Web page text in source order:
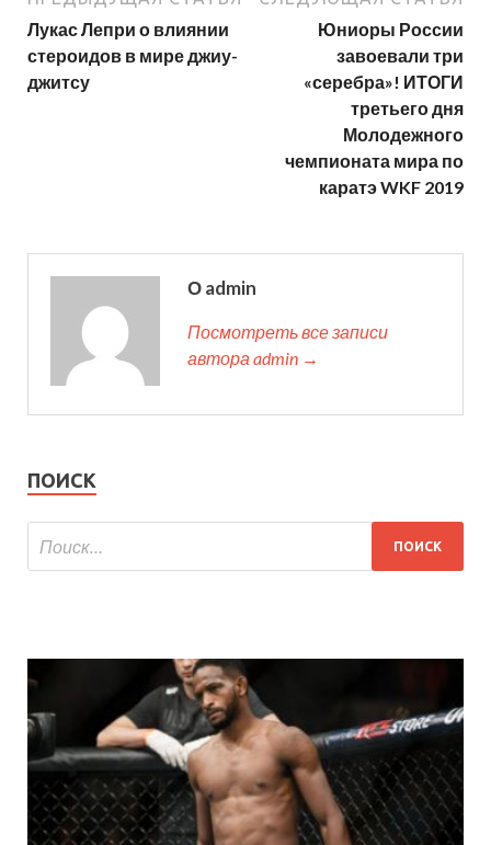
Лукас Лепри о влиянии
стероидов в мире джиу-
джитсу
Юниоры России
завоевали три
«серебра»! ИТОГИ
третьего дня
Молодежного
чемпионата мира по
каратэ WKF 2019
О admin
Посмотреть все записи
автора admin →
ПОИСК